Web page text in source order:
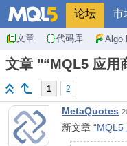
论坛 市
文章 代码库 Algo
文章 "“MQL5 应用
1 2
MetaQuotes
新文章 “MQL5